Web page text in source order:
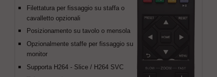
Filettatura per fissaggio su staffa o
cavalletto opzionali
Posizionamento su tavolo o mensola
Opzionalmente staffe per fissaggio su
monitor
Supporta H264 - Slice / H264 SVC